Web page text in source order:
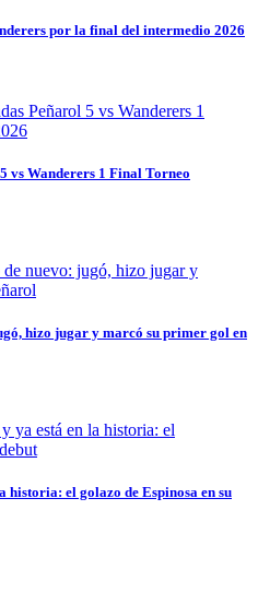
por la final del intermedio 2026
vs Wanderers 1 Final Torneo
hizo jugar y marcó su primer gol en
historia: el golazo de Espinosa en su